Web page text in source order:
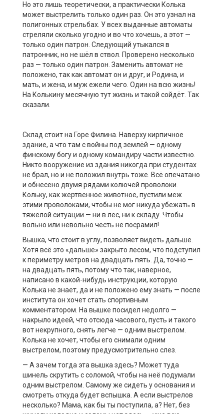
Но это лишь теоретически, а практически Колька
может выстрелить только один раз. Он это узнал на
полигонных стрельбах. У всех выданные автоматы
стреляли сколько угодно и во что хочешь, а этот —
только один патрон. Следующий утыкался в
патронник, но не шёл в ствол. Проверено несколько
раз — только один патрон. Заменить автомат не
положено, так как автомат он и друг, и Родина, и
мать, и жена, и муж ежели чего. Один на всю жизнь!
На Колькину месячную тут жизнь и такой сойдёт. Так
сказали.
Склад стоит на Горе Филина. Наверху кирпичное
здание, а что там с войны под землёй — одному
финскому богу и одному командиру части известно.
Никто вооружение из здания никогда при студентах
не брал, но и не положил внутрь тоже. Всё опечатано
и обнесено двумя рядами колючей проволоки.
Кольку, как жертвенное животное, пустили меж
этими проволоками, чтобы не мог никуда убежать в
тяжёлой ситуации — ни в лес, ни к складу. Чтобы
вольно или невольно честь не посрамил!
Вышка, что стоит в углу, позволяет видеть дальше.
Хотя всё это «дальше» закрыто лесом, что подступил
к периметру метров на двадцать пять. Да, точно —
на двадцать пять, потому что так, наверное,
написано в какой-нибудь инструкции, которую
Колька не знает, да и не положено ему знать — после
института он хочет стать спортивным
комментатором. На вышке посидел недолго —
накрыло идеей, что отсюда часового, пусть и такого
вот некрупного, снять легче — одним выстрелом.
Колька не хочет, чтобы его снимали одним
выстрелом, поэтому предусмотрительно слез.
— А зачем тогда эта вышка здесь? Может туда
шинель скрутить с соломой, чтобы на неё подумали
одним выстрелом. Самому же сидеть у основания и
смотреть откуда будет вспышка. А если выстрелов
несколько? Мама, как бы ты поступила, а? Нет, без